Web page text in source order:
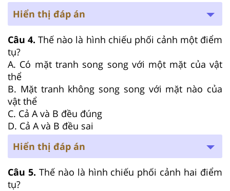
Hiển thị đáp án
Câu 4.Thế nào là hình chiếu phối cảnh một điểm
tụ?
A. Có mặt tranh song song với một mặt của vật
thể
B. Mặt tranh không song song với mặt nào của
vật thể
C. Cả A và B đều đúng
D. Cả A và B đều sai
Hiển thị đáp án
Câu 5. Thế nào là hình chiếu phối cảnh hai điểm
tụ?